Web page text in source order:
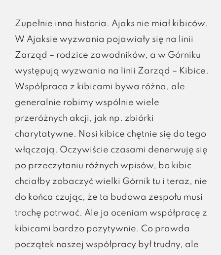
Zupełnie inna historia. Ajaks nie miał kibiców.
W Ajaksie wyzwania pojawiały się na linii
Zarząd – rodzice zawodników, a w Górniku
występują wyzwania na linii Zarząd – Kibice.
Współpraca z kibicami bywa różna, ale
generalnie robimy wspólnie wiele
przeróżnych akcji, jak np. zbiórki
charytatywne. Nasi kibice chętnie się do tego
włączają. Oczywiście czasami denerwuję się
po przeczytaniu różnych wpisów, bo kibic
chciałby zobaczyć wielki Górnik tu i teraz, nie
do końca czując, że ta budowa zespołu musi
trochę potrwać. Ale ja oceniam współpracę z
kibicami bardzo pozytywnie. Co prawda
początek naszej współpracy był trudny, ale